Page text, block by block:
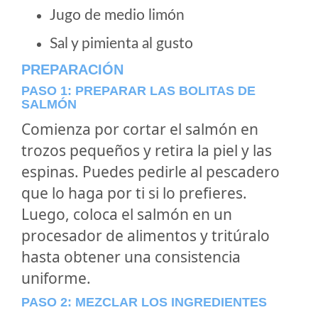
Jugo de medio limón
Sal y pimienta al gusto
PREPARACIÓN
PASO 1: PREPARAR LAS BOLITAS DE
SALMÓN
Comienza por cortar el salmón en
trozos pequeños y retira la piel y las
espinas. Puedes pedirle al pescadero
que lo haga por ti si lo prefieres.
Luego, coloca el salmón en un
procesador de alimentos y tritúralo
hasta obtener una consistencia
uniforme.
PASO 2: MEZCLAR LOS INGREDIENTES